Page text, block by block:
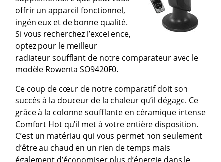
offrir un appareil fonctionnel,
ingénieux et de bonne qualité.
Si vous recherchez l’excellence,
optez pour le meilleur
radiateur soufflant de notre comparateur avec le
modèle Rowenta SO9420F0.
Ce coup de cœur de notre comparatif doit son
succès à la douceur de la chaleur qu’il dégage. Ce
grâce à la colonne soufflante en céramique intense
Comfort Hot qu’il met à votre entière disposition.
C’est un matériau qui vous permet non seulement
d’être au chaud en un rien de temps mais
également d’économiser plus d’énergie dans le